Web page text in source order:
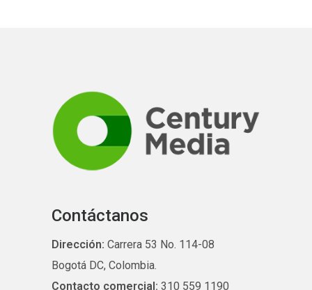
Contáctanos
Dirección: Carrera 53 No. 114-08
Bogotá DC, Colombia.
Contacto comercial: 310 559 1190